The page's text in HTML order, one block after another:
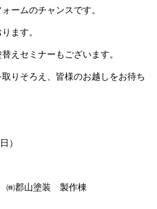
ームのチャンスです。
ます。
えセミナーもございます。
りそろえ、皆様のお越しをお待ち
）
㈱郡山塗装 製作棟